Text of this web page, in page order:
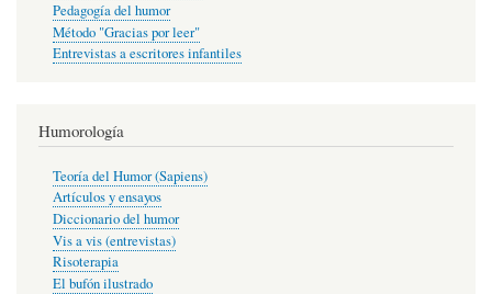
Pedagogía del humor
Método "Gracias por leer"
Entrevistas a escritores infantiles
Humorología
Teoría del Humor (Sapiens)
Artículos y ensayos
Diccionario del humor
Vis a vis (entrevistas)
Risoterapia
El bufón ilustrado